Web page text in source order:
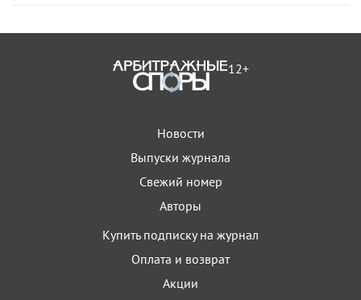
12+
Новости
Выпуски журнала
Свежий номер
Авторы
Купить подписку на журнал
Оплата и возврат
Акции